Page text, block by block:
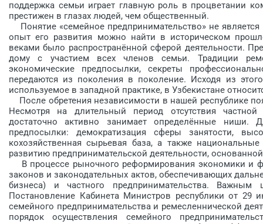
поддержка семьи играет главную роль в процветании
престижен в глазах людей, чем общественный.
Понятие «семейное предпринимательство» не
опыт его развития можно найти в историческом
веками было распространённой сферой деятельности.
дому с участием всех членов семьи. Традиции
экономические предпосылки, секреты
передаются из поколения в поколение. Исходя из
используемое в западной практике, в Узбекистане
После обретения независимости в нашей республике
Несмотря на длительный период отсутствия
достаточно активно занимает определённые ниши.
предпосылки: демократизация сферы занятости,
кохозяйственная сырьевая база, а так­же
развитию предпринимательской деятельности,
В процессе рыночного реформирования экономики и
законов и законодательных актов, обеспечивающих
бизнеса) и частного предпринимательства.
Постановление Кабинета Министров республики от
семейного предпринимательства и ремесленнической
порядок осуществления семейного